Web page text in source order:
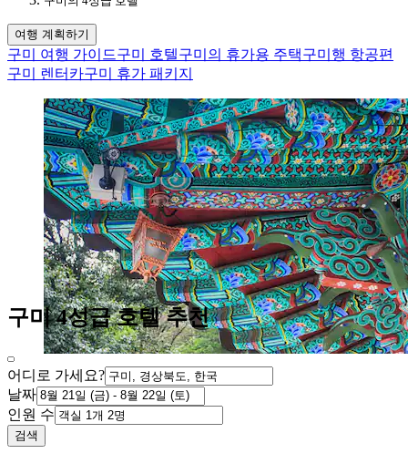
여행 계획하기
구미 여행 가이드구미 호텔구미의 휴가용 주택구미행 항공편
구미 렌터카구미 휴가 패키지
구미 4성급 호텔 추천
어디로 가세요?
날짜
인원 수
검색